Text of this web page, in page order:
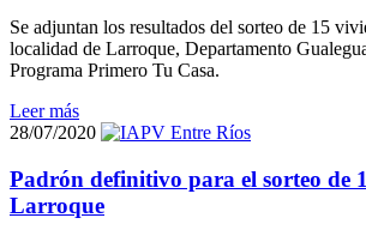
Se adjuntan los resultados del sorteo de 15
localidad de Larroque, Departamento
Programa Primero Tu Casa.
Leer más
28/07/2020
Padrón definitivo para el sorteo de
Larroque